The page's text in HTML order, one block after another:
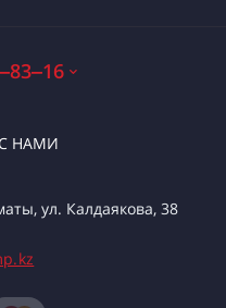
НАМИ
ул. Калдаякова, 38